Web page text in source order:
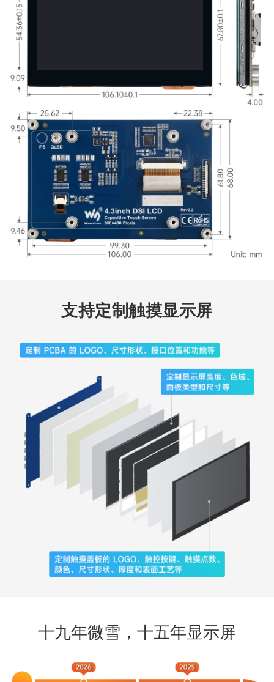
支持定制触摸显示屏
十九年微雪，十五年显示屏